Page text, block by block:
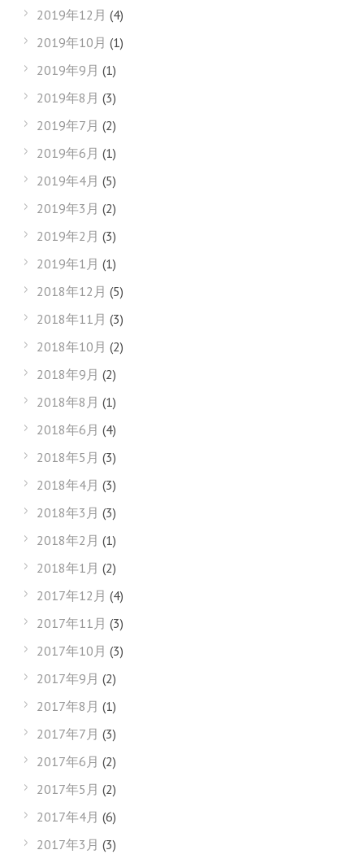
2019年12月 (4)
2019年10月 (1)
2019年9月 (1)
2019年8月 (3)
2019年7月 (2)
2019年6月 (1)
2019年4月 (5)
2019年3月 (2)
2019年2月 (3)
2019年1月 (1)
2018年12月 (5)
2018年11月 (3)
2018年10月 (2)
2018年9月 (2)
2018年8月 (1)
2018年6月 (4)
2018年5月 (3)
2018年4月 (3)
2018年3月 (3)
2018年2月 (1)
2018年1月 (2)
2017年12月 (4)
2017年11月 (3)
2017年10月 (3)
2017年9月 (2)
2017年8月 (1)
2017年7月 (3)
2017年6月 (2)
2017年5月 (2)
2017年4月 (6)
2017年3月 (3)